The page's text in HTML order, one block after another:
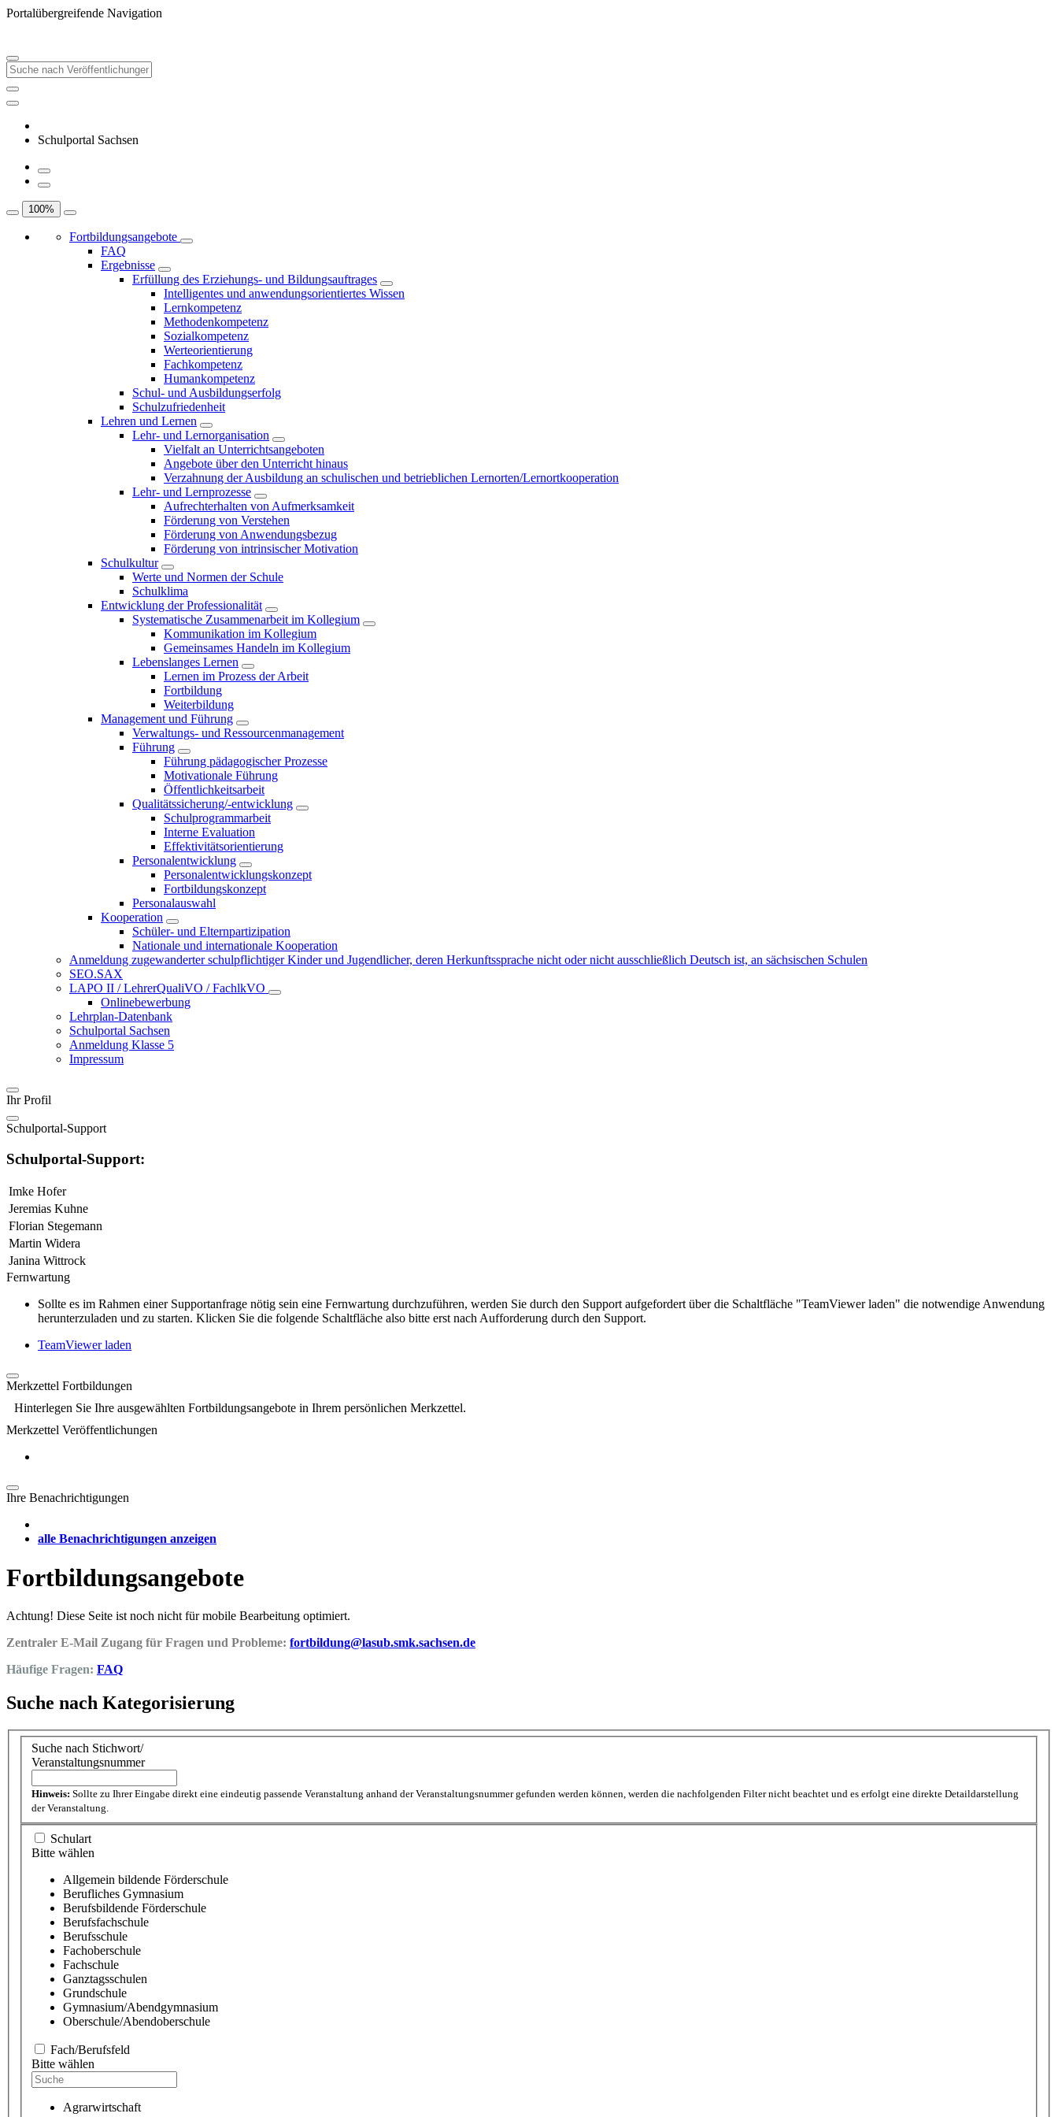
Portalübergreifende Navigation
Schulportal Sachsen
100%
Fortbildungsangebote
FAQ
Ergebnisse
Erfüllung des Erziehungs- und Bildungsauftrages
Intelligentes und anwendungsorientiertes Wissen
Lernkompetenz
Methodenkompetenz
Sozialkompetenz
Werteorientierung
Fachkompetenz
Humankompetenz
Schul- und Ausbildungserfolg
Schulzufriedenheit
Lehren und Lernen
Lehr- und Lernorganisation
Vielfalt an Unterrichtsangeboten
Angebote über den Unterricht hinaus
Verzahnung der Ausbildung an schulischen und betrieblichen Lernorten/Lernortkooperation
Lehr- und Lernprozesse
Aufrechterhalten von Aufmerksamkeit
Förderung von Verstehen
Förderung von Anwendungsbezug
Förderung von intrinsischer Motivation
Schulkultur
Werte und Normen der Schule
Schulklima
Entwicklung der Professionalität
Systematische Zusammenarbeit im Kollegium
Kommunikation im Kollegium
Gemeinsames Handeln im Kollegium
Lebenslanges Lernen
Lernen im Prozess der Arbeit
Fortbildung
Weiterbildung
Management und Führung
Verwaltungs- und Ressourcenmanagement
Führung
Führung pädagogischer Prozesse
Motivationale Führung
Öffentlichkeitsarbeit
Qualitätssicherung/-entwicklung
Schulprogrammarbeit
Interne Evaluation
Effektivitätsorientierung
Personalentwicklung
Personalentwicklungskonzept
Fortbildungskonzept
Personalauswahl
Kooperation
Schüler- und Elternpartizipation
Nationale und internationale Kooperation
Anmeldung zugewanderter schulpflichtiger Kinder und Jugendlicher, deren Herkunftssprache nicht oder nicht ausschließlich Deutsch ist, an sächsischen Schulen
SEO.SAX
LAPO II / LehrerQualiVO / FachlkVO
Onlinebewerbung
Lehrplan-Datenbank
Schulportal Sachsen
Anmeldung Klasse 5
Impressum
Ihr Profil
Schulportal-Support
Schulportal-Support:
Imke Hofer
Jeremias Kuhne
Florian Stegemann
Martin Widera
Janina Wittrock
Fernwartung
Sollte es im Rahmen einer Supportanfrage nötig sein eine Fernwartung durchzuführen, werden Sie durch den Support aufgefordert über die Schaltfläche "TeamViewer laden" die notwendige Anwendung
herunterzuladen und zu starten. Klicken Sie die folgende Schaltfläche also bitte erst nach Aufforderung durch den Support.
TeamViewer laden
Merkzettel Fortbildungen
Hinterlegen Sie Ihre ausgewählten Fortbildungsangebote in Ihrem persönlichen Merkzettel.
Merkzettel Veröffentlichungen
Ihre Benachrichtigungen
alle Benachrichtigungen anzeigen
Fortbildungsangebote
Achtung! Diese Seite ist noch nicht für mobile Bearbeitung optimiert.
Zentraler E-Mail Zugang für Fragen und Probleme: fortbildung@lasub.smk.sachsen.de
Häufige Fragen: FAQ
Suche nach Kategorisierung
Suche nach Stichwort/
Veranstaltungsnummer
Hinweis: Sollte zu Ihrer Eingabe direkt eine eindeutig passende Veranstaltung anhand der Veranstaltungsnummer gefunden werden können, werden die nachfolgenden Filter nicht beachtet und es erfolgt eine direkte Detaildarstellung
der Veranstaltung.
Schulart
Bitte wählen
Allgemein bildende Förderschule
Berufliches Gymnasium
Berufsbildende Förderschule
Berufsfachschule
Berufsschule
Fachoberschule
Fachschule
Ganztagsschulen
Grundschule
Gymnasium/Abendgymnasium
Oberschule/Abendoberschule
Fach/Berufsfeld
Bitte wählen
Agrarwirtschaft